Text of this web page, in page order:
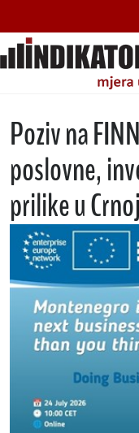
Poziv na
poslovne,
prilike u